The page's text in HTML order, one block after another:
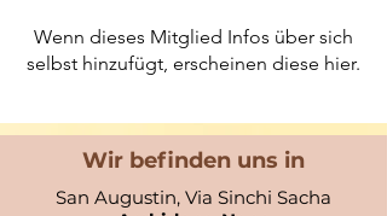
Wenn dieses Mitglied Infos über sich
selbst hinzufügt, erscheinen diese hier.
Wir befinden uns in
San Augustin, Via Sinchi Sacha